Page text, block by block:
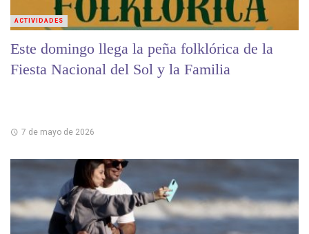
Este domingo llega la peña folklórica de la
Fiesta Nacional del Sol y la Familia
7 de mayo de 2026
ACTIVIDADES